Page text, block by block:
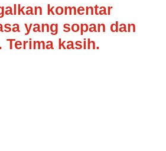
komentar
yang sopan dan
Terima kasih.